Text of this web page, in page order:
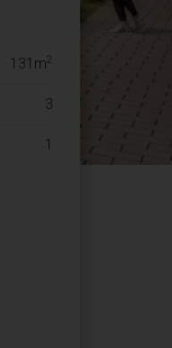
131m2
3
1